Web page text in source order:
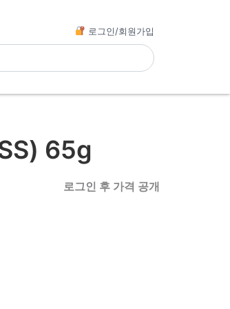
로그인/회원가입
65g
로그인 후 가격 공개